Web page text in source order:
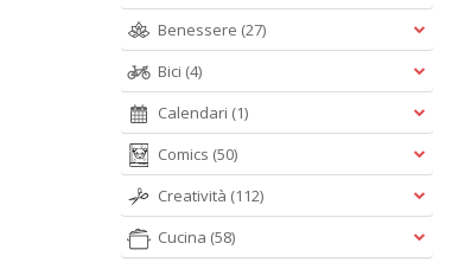
Benessere (27)
Bici (4)
Calendari (1)
Comics (50)
Creatività (112)
Cucina (58)